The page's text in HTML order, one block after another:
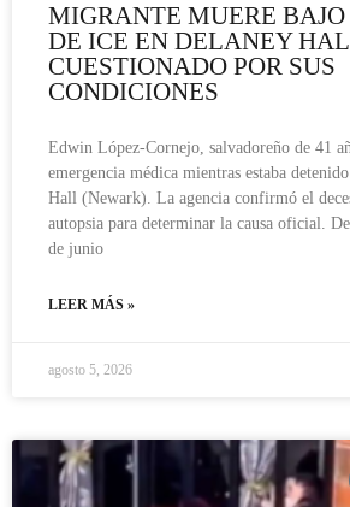
MIGRANTE MUERE
DE ICE EN DELANEY
CUESTIONADO POR SUS
CONDICIONES
Edwin López-Cornejo, salvadoreño de 41
emergencia médica mientras estaba
Hall (Newark). La agencia confirmó el
autopsia para determinar la causa oficial.
de junio
LEER MÁS »
agosto 5, 2026